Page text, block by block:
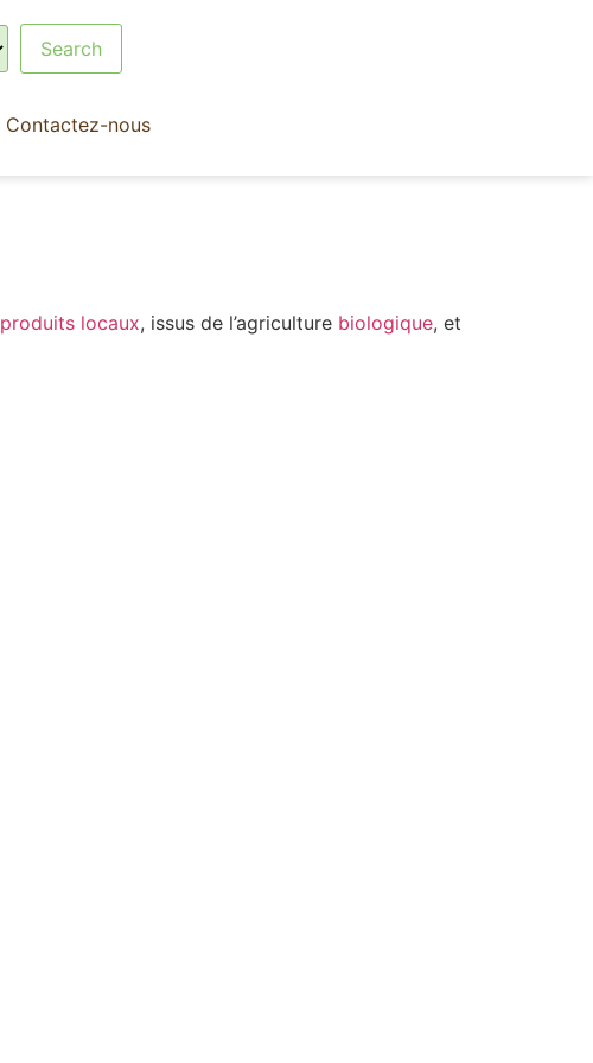
Contactez-nous
produits locaux, issus de l’agriculture biologique, et